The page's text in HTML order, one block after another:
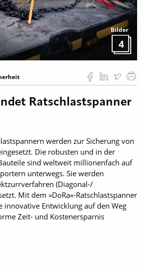
Bilder
4
Ratschlastspanner
werden zur Sicherung von
Die robusten und in der
sind weltweit millionenfach auf
unterwegs. Sie werden
(Diagonal-/
Mit dem »DoRa«-Ratschlastspanner
innovative Entwicklung auf den Weg
Zeit- und Kostenersparnis